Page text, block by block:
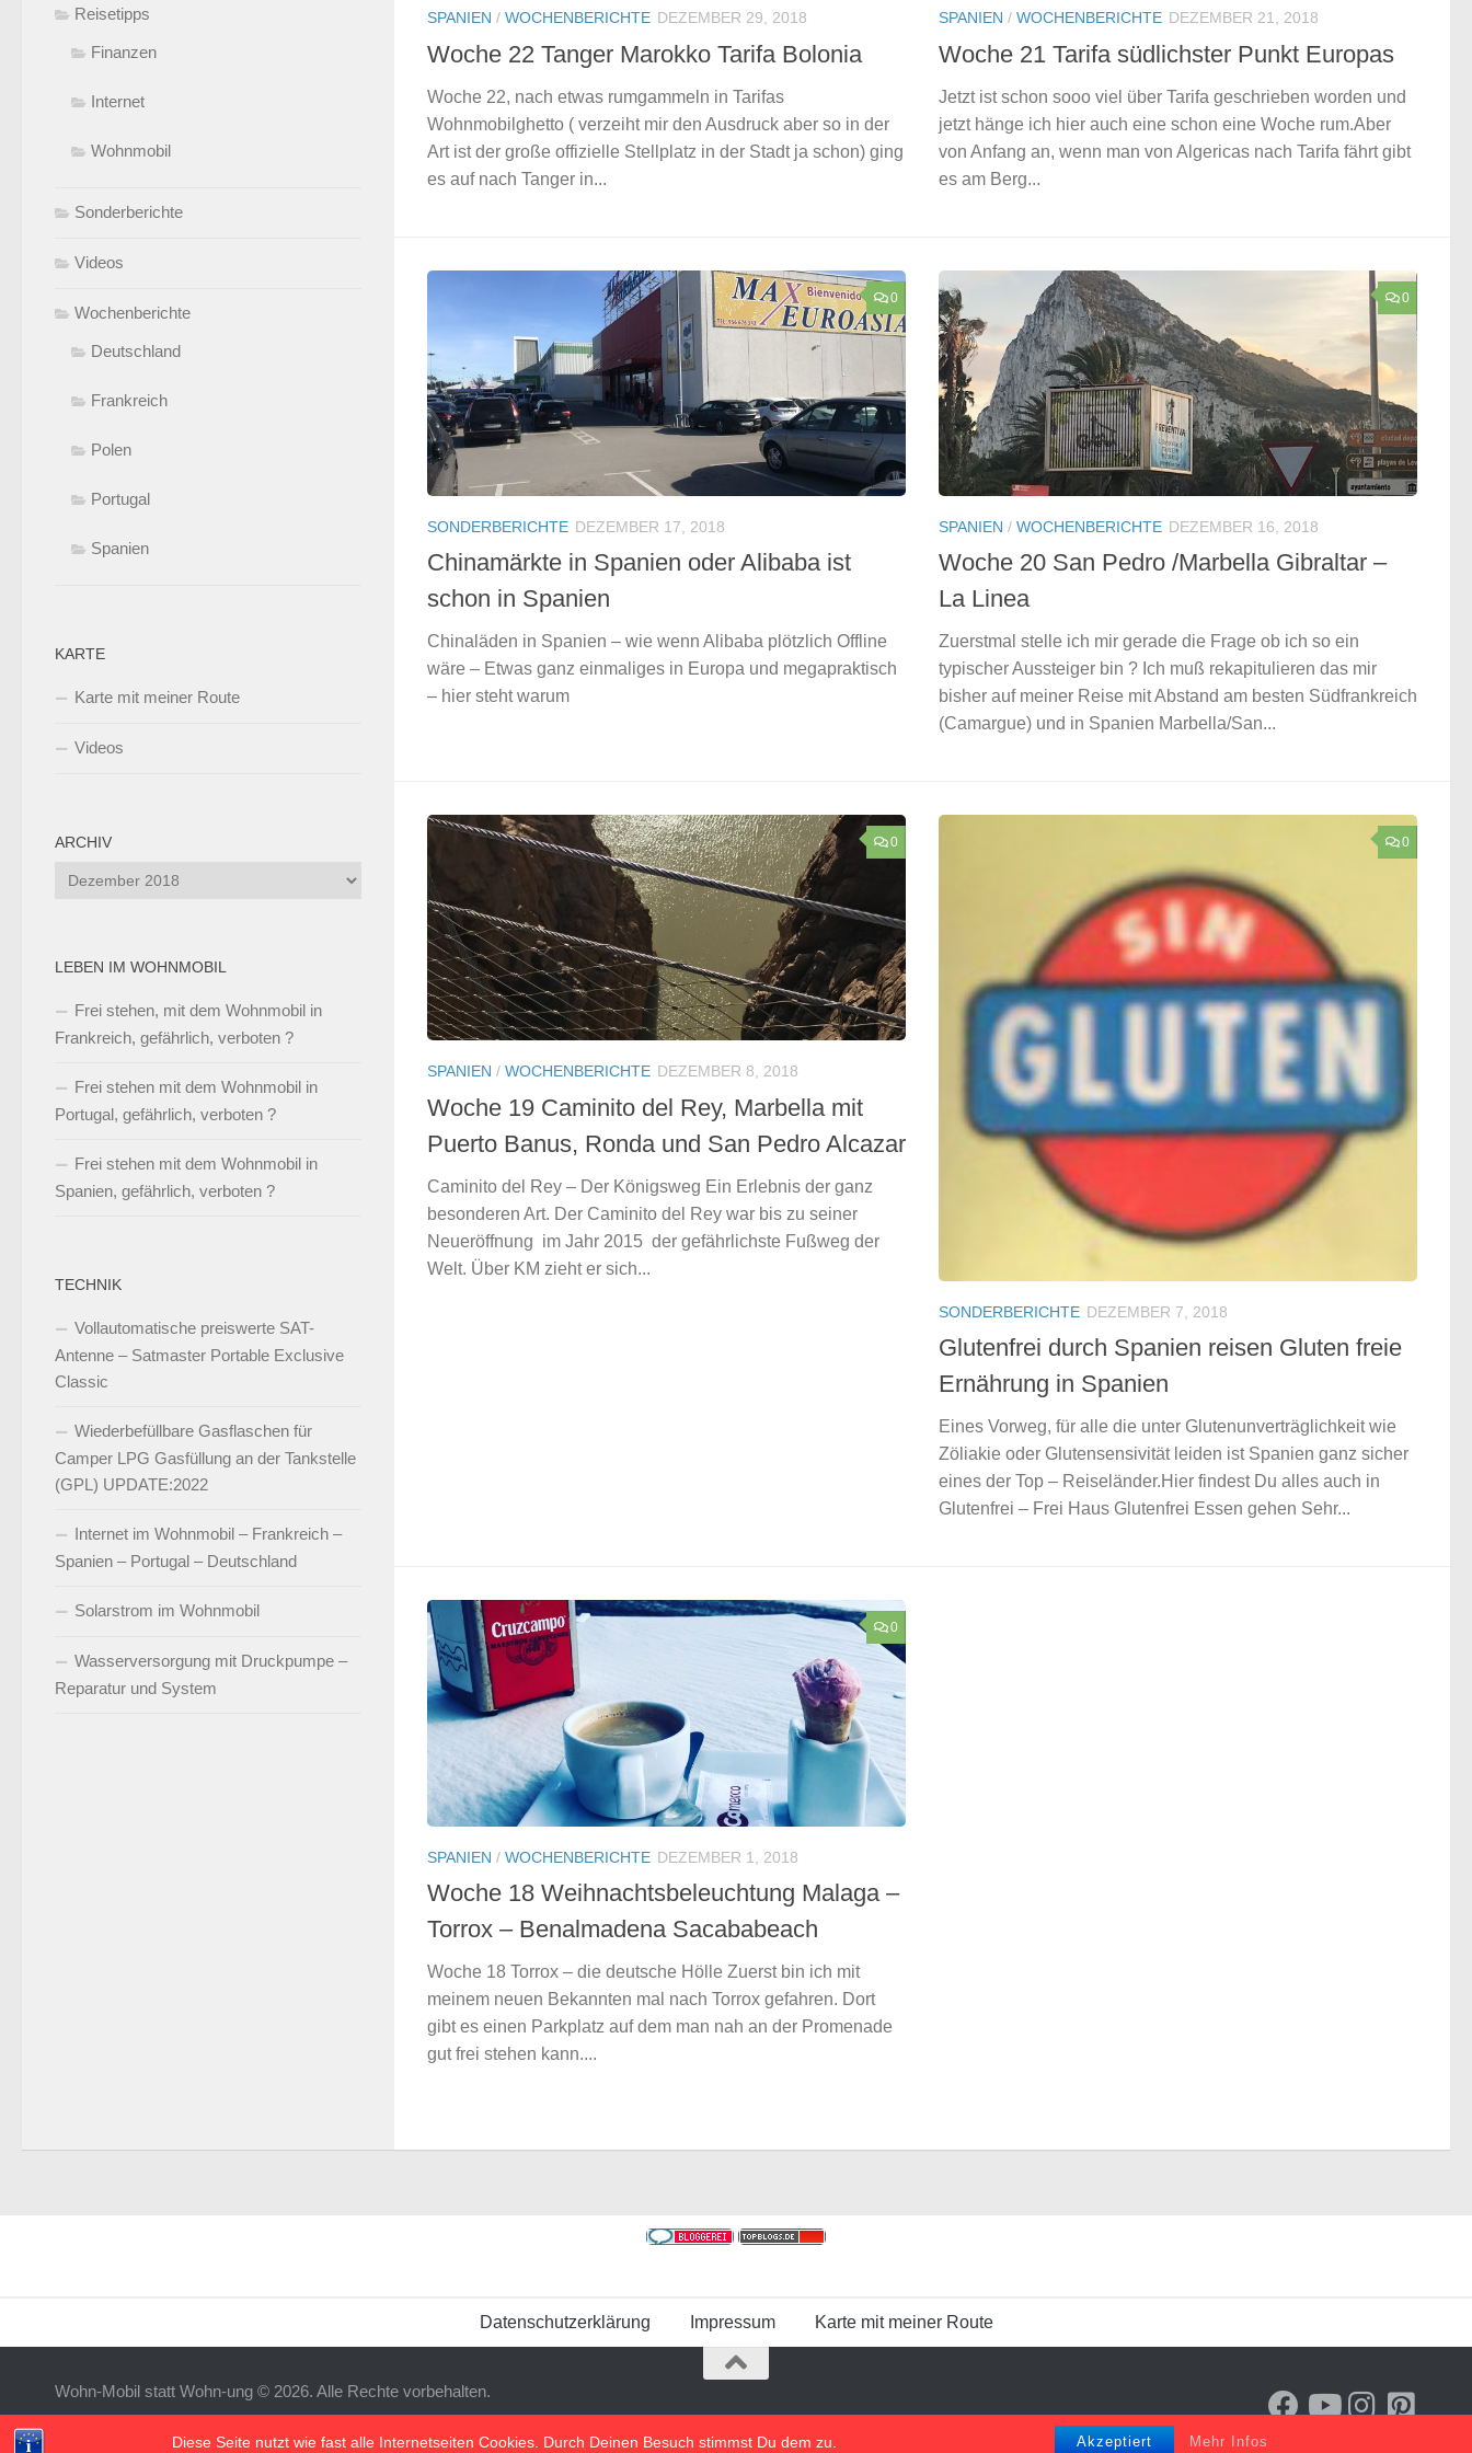
Diese Seite nutzt wie fast alle Internetseiten Cookies. Durch Deinen Besuch stimmst Du dem zu. Akzeptiert Mehr Infos
SPANIEN / WOCHENBERICHTE DEZEMBER 29, 2018
Woche 22 Tanger Marokko Tarifa Bolonia
Woche 22, nach etwas rumgammeln in Tarifas
Wohnmobilghetto ( verzeiht mir den Ausdruck aber so in der
Art ist der große offizielle Stellplatz in der Stadt ja schon) ging
es auf nach Tanger in...
SPANIEN / WOCHENBERICHTE DEZEMBER 21, 2018
Woche 21 Tarifa südlichster Punkt Europas
Jetzt ist schon sooo viel über Tarifa geschrieben worden und
jetzt hänge ich hier auch eine schon eine Woche rum.Aber
von Anfang an, wenn man von Algericas nach Tarifa fährt gibt
es am Berg...
0
SONDERBERICHTE DEZEMBER 17, 2018
Chinamärkte in Spanien oder Alibaba ist
schon in Spanien
Chinaläden in Spanien – wie wenn Alibaba plötzlich Offline
wäre – Etwas ganz einmaliges in Europa und megapraktisch
– hier steht warum
0
SPANIEN / WOCHENBERICHTE DEZEMBER 16, 2018
Woche 20 San Pedro /Marbella Gibraltar –
La Linea
Zuerstmal stelle ich mir gerade die Frage ob ich so ein
typischer Aussteiger bin ? Ich muß rekapitulieren das mir
bisher auf meiner Reise mit Abstand am besten Südfrankreich
(Camargue) und in Spanien Marbella/San...
0
SPANIEN / WOCHENBERICHTE DEZEMBER 8, 2018
Woche 19 Caminito del Rey, Marbella mit
Puerto Banus, Ronda und San Pedro Alcazar
Caminito del Rey – Der Königsweg Ein Erlebnis der ganz
besonderen Art. Der Caminito del Rey war bis zu seiner
Neueröffnung im Jahr 2015 der gefährlichste Fußweg der
Welt. Über KM zieht er sich...
0
SONDERBERICHTE DEZEMBER 7, 2018
Glutenfrei durch Spanien reisen Gluten freie
Ernährung in Spanien
Eines Vorweg, für alle die unter Glutenunverträglichkeit wie
Zöliakie oder Glutensensivität leiden ist Spanien ganz sicher
eines der Top – Reiseländer.Hier findest Du alles auch in
Glutenfrei – Frei Haus Glutenfrei Essen gehen Sehr...
0
SPANIEN / WOCHENBERICHTE DEZEMBER 1, 2018
Woche 18 Weihnachtsbeleuchtung Malaga –
Torrox – Benalmadena Sacababeach
Woche 18 Torrox – die deutsche Hölle Zuerst bin ich mit
meinem neuen Bekannten mal nach Torrox gefahren. Dort
gibt es einen Parkplatz auf dem man nah an der Promenade
gut frei stehen kann....
Reisetipps
Finanzen
Internet
Wohnmobil
Sonderberichte
Videos
Wochenberichte
Deutschland
Frankreich
Polen
Portugal
Spanien
KARTE
Karte mit meiner Route
Videos
ARCHIV
Archiv
LEBEN IM WOHNMOBIL
Frei stehen, mit dem Wohnmobil in
Frankreich, gefährlich, verboten ?
Frei stehen mit dem Wohnmobil in
Portugal, gefährlich, verboten ?
Frei stehen mit dem Wohnmobil in
Spanien, gefährlich, verboten ?
TECHNIK
Vollautomatische preiswerte SAT-
Antenne – Satmaster Portable Exclusive
Classic
Wiederbefüllbare Gasflaschen für
Camper LPG Gasfüllung an der Tankstelle
(GPL) UPDATE:2022
Internet im Wohnmobil – Frankreich –
Spanien – Portugal – Deutschland
Solarstrom im Wohnmobil
Wasserversorgung mit Druckpumpe –
Reparatur und System
Datenschutzerklärung Impressum Karte mit meiner Route
Wohn-Mobil statt Wohn-ung © 2026. Alle Rechte vorbehalten.